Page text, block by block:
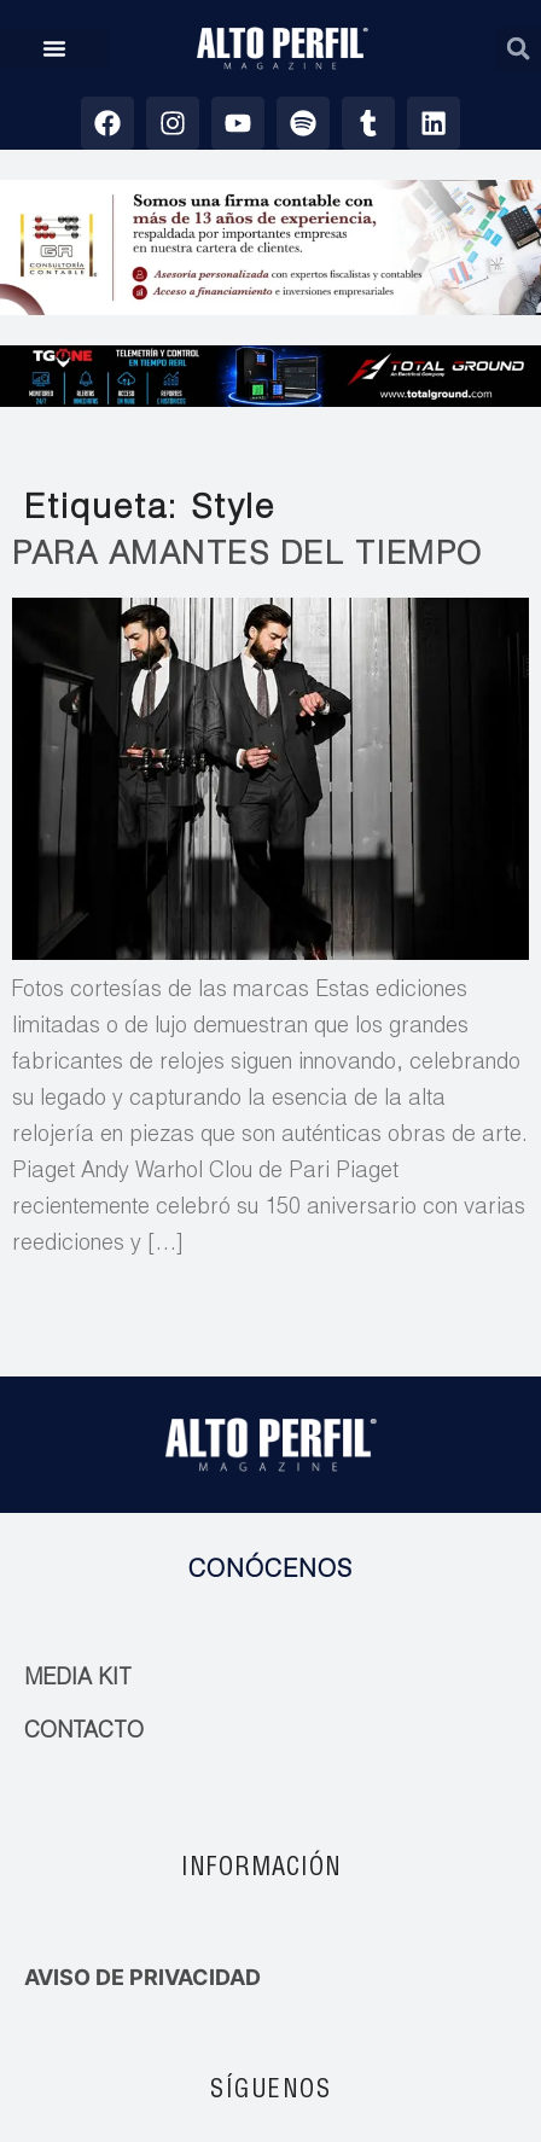
Etiqueta: Style
PARA AMANTES DEL TIEMPO
Fotos cortesías de las marcas Estas ediciones
limitadas o de lujo demuestran que los grandes
fabricantes de relojes siguen innovando, celebrando
su legado y capturando la esencia de la alta
relojería en piezas que son auténticas obras de arte.
Piaget Andy Warhol Clou de Pari Piaget
recientemente celebró su 150 aniversario con varias
reediciones y […]
CONÓCENOS
MEDIA KIT
CONTACTO
INFORMACIÓN
AVISO DE PRIVACIDAD
SÍGUENOS